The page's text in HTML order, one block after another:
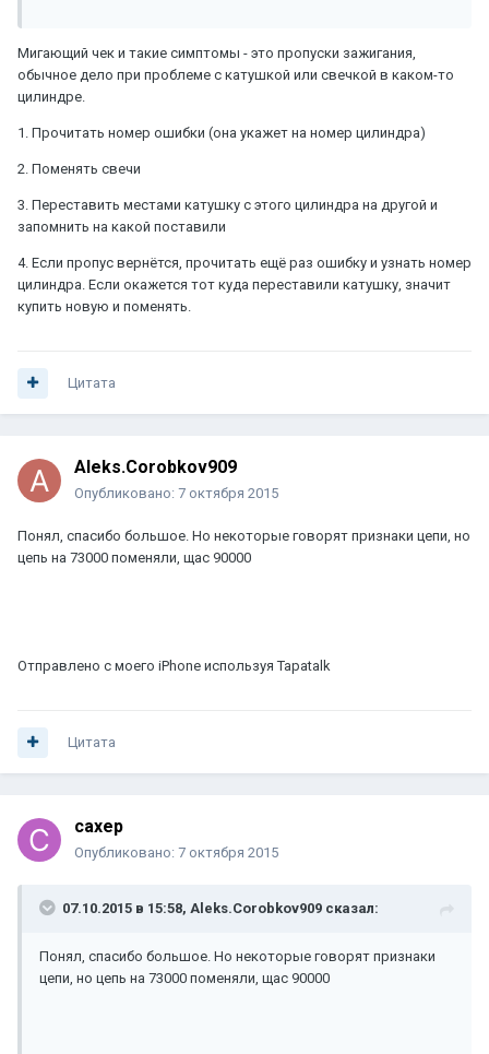
Мигающий чек и такие симптомы - это пропуски зажигания,
обычное дело при проблеме с катушкой или свечкой в каком-то
цилиндре.
1. Прочитать номер ошибки (она укажет на номер цилиндра)
2. Поменять свечи
3. Переставить местами катушку с этого цилиндра на другой и
запомнить на какой поставили
4. Если пропус вернётся, прочитать ещё раз ошибку и узнать номер
цилиндра. Если окажется тот куда переставили катушку, значит
купить новую и поменять.
Цитата
Aleks.Corobkov909
Опубликовано: 7 октября 2015
Понял, спасибо большое. Но некоторые говорят признаки цепи, но
цепь на 73000 поменяли, щас 90000
Отправлено с моего iPhone используя Tapatalk
Цитата
caxep
Опубликовано: 7 октября 2015
07.10.2015 в 15:58, Aleks.Corobkov909 сказал:
Понял, спасибо большое. Но некоторые говорят признаки
цепи, но цепь на 73000 поменяли, щас 90000